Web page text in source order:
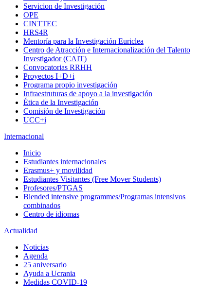
Servicion de Investigación
OPE
CINTTEC
HRS4R
Mentoría para la Investigación Euriclea
Centro de Atracción e Internacionalización del Talento
Investigador (CAIT)
Convocatorias RRHH
Proyectos I+D+i
Programa propio investigación
Infraestruturas de apoyo a la investigación
Ética de la Investigación
Comisión de Investigación
UCC+i
Internacional
Inicio
Estudiantes internacionales
Erasmus+ y movilidad
Estudiantes Visitantes (Free Mover Students)
Profesores/PTGAS
Blended intensive programmes/Programas intensivos
combinados
Centro de idiomas
Actualidad
Noticias
Agenda
25 aniversario
Ayuda a Ucrania
Medidas COVID-19